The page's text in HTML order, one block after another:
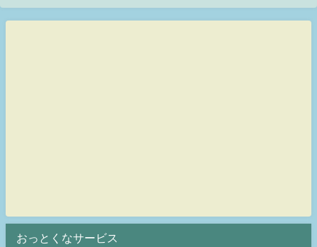
YouTubeにあるエロい広告を通
報ｗｗｗｗかねこあやとイチャ
おっとくなサービス